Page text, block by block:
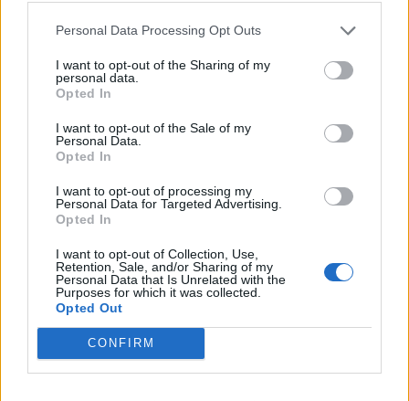
Personal Data Processing Opt Outs
I want to opt-out of the Sharing of my
personal data.
Opted In
I want to opt-out of the Sale of my
Personal Data.
Opted In
I want to opt-out of processing my
Personal Data for Targeted Advertising.
Opted In
I want to opt-out of Collection, Use,
Retention, Sale, and/or Sharing of my
Personal Data that Is Unrelated with the
Purposes for which it was collected.
Opted Out
CONFIRM
licznych nieszczęść.
Sprawdź także: